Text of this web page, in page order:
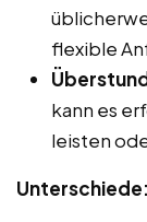
flexible
kann es
leisten
Unterschiede: